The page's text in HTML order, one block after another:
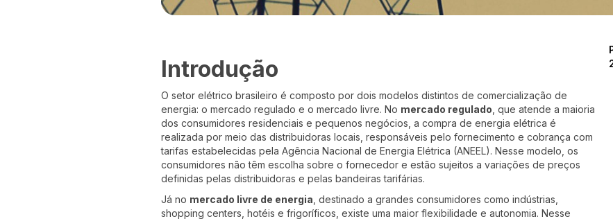
Introdução
O setor elétrico brasileiro é composto por dois modelos distintos de comercialização de
energia: o mercado regulado e o mercado livre. No mercado regulado , que atende a maioria
dos consumidores residenciais e pequenos negócios, a compra de energia elétrica é
realizada por meio das distribuidoras locais, responsáveis pelo fornecimento e cobrança com
tarifas estabelecidas pela Agência Nacional de Energia Elétrica (ANEEL). Nesse modelo, os
consumidores não têm escolha sobre o fornecedor e estão sujeitos a variações de preços
definidas pelas distribuidoras e pelas bandeiras tarifárias.
Já no mercado livre de energia , destinado a grandes consumidores como indústrias,
shopping centers, hotéis e frigoríficos, existe uma maior flexibilidade e autonomia. Nesse